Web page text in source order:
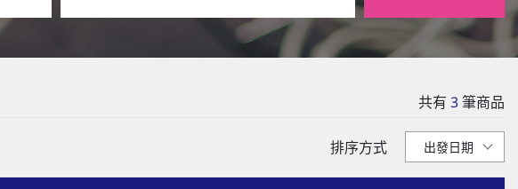
共有 3筆商品
排序方式